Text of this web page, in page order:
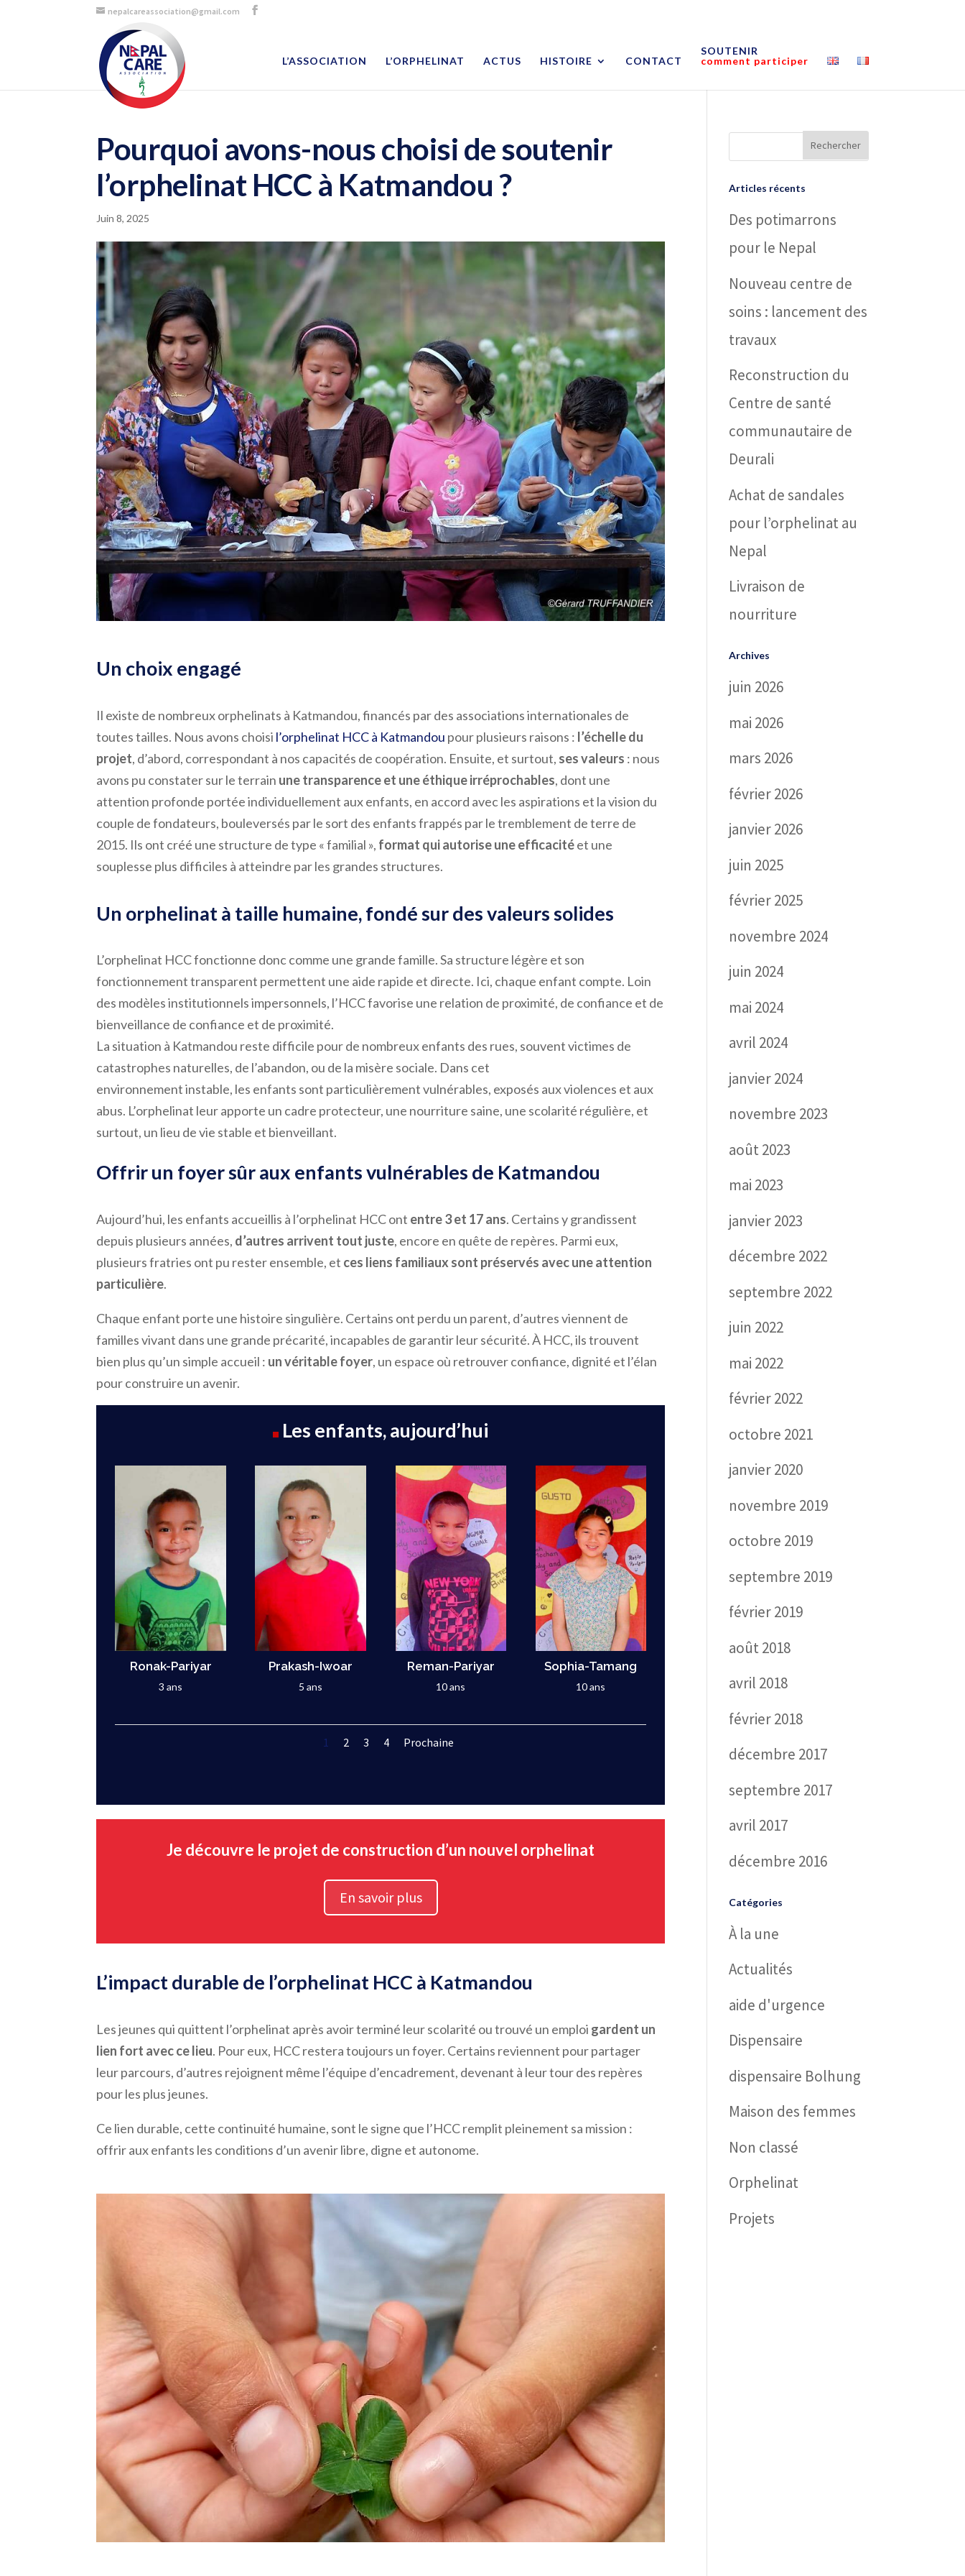
nepalcareassociation@gmail.com
L’ASSOCIATION L’ORPHELINAT ACTUS HISTOIRE CONTACT
SOUTENIR
comment participer
Pourquoi avons-nous choisi de soutenir
l’orphelinat HCC à Katmandou ?
Juin 8, 2025
Un choix engagé
Il existe de nombreux orphelinats à Katmandou, financés par des associations internationales de
toutes tailles. Nous avons choisi l’orphelinat HCC à Katmandou pour plusieurs raisons : l’échelle du
projet, d’abord, correspondant à nos capacités de coopération. Ensuite, et surtout, ses valeurs : nous
avons pu constater sur le terrain une transparence et une éthique irréprochables, dont une
attention profonde portée individuellement aux enfants, en accord avec les aspirations et la vision du
couple de fondateurs, bouleversés par le sort des enfants frappés par le tremblement de terre de
2015. Ils ont créé une structure de type « familial », format qui autorise une efficacitéet une
souplesse plus difficiles à atteindre par les grandes structures.
Un orphelinat à taille humaine, fondé sur des valeurs solides
L’orphelinat HCC fonctionne donc comme une grande famille. Sa structure légère et son
fonctionnement transparent permettent une aide rapide et directe. Ici, chaque enfant compte. Loin
des modèles institutionnels impersonnels, l’HCC favorise une relation de proximité, de confiance et de
bienveillance de confiance et de proximité.
La situation à Katmandou reste difficile pour de nombreux enfants des rues, souvent victimes de
catastrophes naturelles, de l’abandon, ou de la misère sociale. Dans cet
environnement instable, les enfants sont particulièrement vulnérables, exposés aux violences et aux
abus. L’orphelinat leur apporte un cadre protecteur, une nourriture saine, une scolarité régulière, et
surtout, un lieu de vie stable et bienveillant.
Offrir un foyer sûr aux enfants vulnérables de Katmandou
Aujourd’hui, les enfants accueillis à l’orphelinat HCC ont entre 3 et 17 ans. Certains y grandissent
depuis plusieurs années, d’autres arrivent tout juste, encore en quête de repères. Parmi eux,
plusieurs fratries ont pu rester ensemble, et ces liens familiaux sont préservés avec une attention
particulière.
Chaque enfant porte une histoire singulière. Certains ont perdu un parent, d’autres viennent de
familles vivant dans une grande précarité, incapables de garantir leur sécurité. À HCC, ils trouvent
bien plus qu’un simple accueil : un véritablefoyer, un espace où retrouver confiance, dignité et l’élan
pour construire un avenir.
Les enfants, aujourd’hui
Ronak-Pariyar
3 ans
Prakash-Iwoar
5 ans
Reman-Pariyar
10 ans
Sophia-Tamang
10 ans
1 2 3 4 Prochaine
Je découvre le projet de construction d’un nouvel orphelinat
En savoir plus
L’impact durable de l’orphelinat HCC à Katmandou
Les jeunes qui quittent l’orphelinat après avoir terminé leur scolarité ou trouvé un emploi gardent un
lien fort avec ce lieu. Pour eux, HCC restera toujours un foyer. Certains reviennent pour partager
leur parcours, d’autres rejoignent même l’équipe d’encadrement, devenant à leur tour des repères
pour les plus jeunes.
Ce lien durable, cette continuité humaine, sont le signe que l’HCC remplit pleinement sa mission :
offrir aux enfants les conditions d’un avenir libre, digne et autonome.
Articles récents
Des potimarrons
pour le Nepal
Nouveau centre de
soins : lancement des
travaux
Reconstruction du
Centre de santé
communautaire de
Deurali
Achat de sandales
pour l’orphelinat au
Nepal
Livraison de
nourriture
Archives
juin 2026
mai 2026
mars 2026
février 2026
janvier 2026
juin 2025
février 2025
novembre 2024
juin 2024
mai 2024
avril 2024
janvier 2024
novembre 2023
août 2023
mai 2023
janvier 2023
décembre 2022
septembre 2022
juin 2022
mai 2022
février 2022
octobre 2021
janvier 2020
novembre 2019
octobre 2019
septembre 2019
février 2019
août 2018
avril 2018
février 2018
décembre 2017
septembre 2017
avril 2017
décembre 2016
Catégories
À la une
Actualités
aide d'urgence
Dispensaire
dispensaire Bolhung
Maison des femmes
Non classé
Orphelinat
Projets